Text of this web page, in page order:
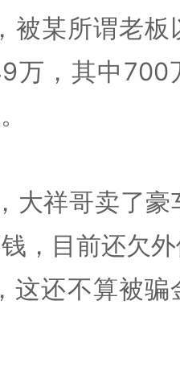
被某所谓老板
万，其中700
大祥哥卖了豪
，目前还欠
这还不算被骗